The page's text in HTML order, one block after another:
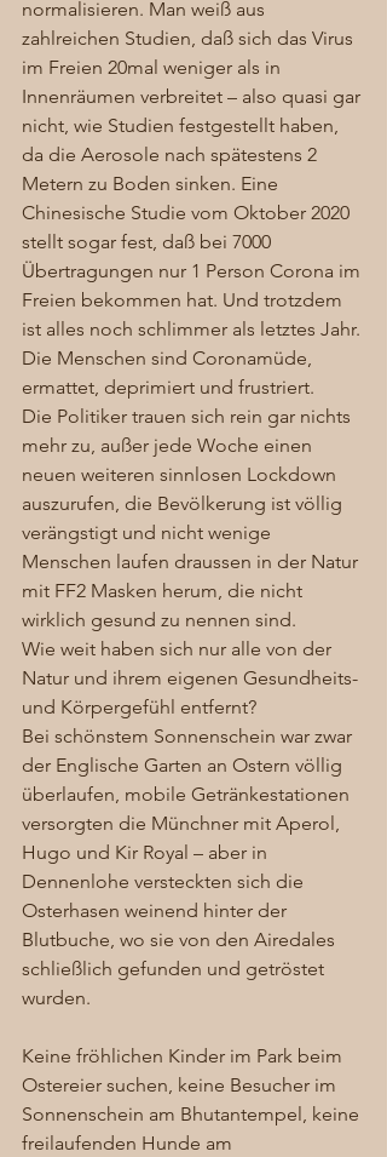
normalisieren. Man weiß aus
zahlreichen Studien, daß sich das Virus
im Freien 20mal weniger als in
Innenräumen verbreitet – also quasi gar
nicht, wie Studien festgestellt haben,
da die Aerosole nach spätestens 2
Metern zu Boden sinken. Eine
Chinesische Studie vom Oktober 2020
stellt sogar fest, daß bei 7000
Übertragungen nur 1 Person Corona im
Freien bekommen hat. Und trotzdem
ist alles noch schlimmer als letztes Jahr.
Die Menschen sind Coronamüde,
ermattet, deprimiert und frustriert.
Die Politiker trauen sich rein gar nichts
mehr zu, außer jede Woche einen
neuen weiteren sinnlosen Lockdown
auszurufen, die Bevölkerung ist völlig
verängstigt und nicht wenige
Menschen laufen draussen in der Natur
mit FF2 Masken herum, die nicht
wirklich gesund zu nennen sind.
Wie weit haben sich nur alle von der
Natur und ihrem eigenen Gesundheits-
und Körpergefühl entfernt?
Bei schönstem Sonnenschein war zwar
der Englische Garten an Ostern völlig
überlaufen, mobile Getränkestationen
versorgten die Münchner mit Aperol,
Hugo und Kir Royal – aber in
Dennenlohe versteckten sich die
Osterhasen weinend hinter der
Blutbuche, wo sie von den Airedales
schließlich gefunden und getröstet
wurden.
Keine fröhlichen Kinder im Park beim
Ostereier suchen, keine Besucher im
Sonnenschein am Bhutantempel, keine
freilaufenden Hunde am